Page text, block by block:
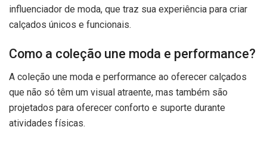
influenciador de moda, que traz sua experiência para criar
calçados únicos e funcionais.
Como a coleção une moda e performance?
A coleção une moda e performance ao oferecer calçados
que não só têm um visual atraente, mas também são
projetados para oferecer conforto e suporte durante
atividades físicas.